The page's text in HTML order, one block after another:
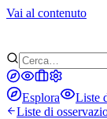
Vai al contenuto
Esplora Liste
Liste di